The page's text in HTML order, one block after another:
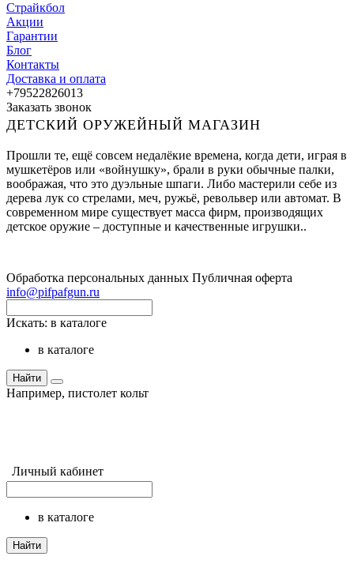
Страйкбол
Акции
Гарантии
Блог
Контакты
Доставка и оплата
+79522826013
Заказать звонок
ДЕТСКИЙ ОРУЖЕЙНЫЙ МАГАЗИН
Прошли те, ещё совсем недалёкие времена, когда дети, играя в
мушкетёров или «войнушку», брали в руки обычные палки,
воображая, что это дуэльные шпаги. Либо мастерили себе из
дерева лук со стрелами, меч, ружьё, револьвер или автомат. В
современном мире существует масса фирм, производящих
детское оружие – доступные и качественные игрушки..
Обработка персональных данных Публичная оферта
info@pifpafgun.ru
Искать: в каталоге
в каталоге
Найти
Например, пистолет кольт
Личный кабинет
в каталоге
Найти